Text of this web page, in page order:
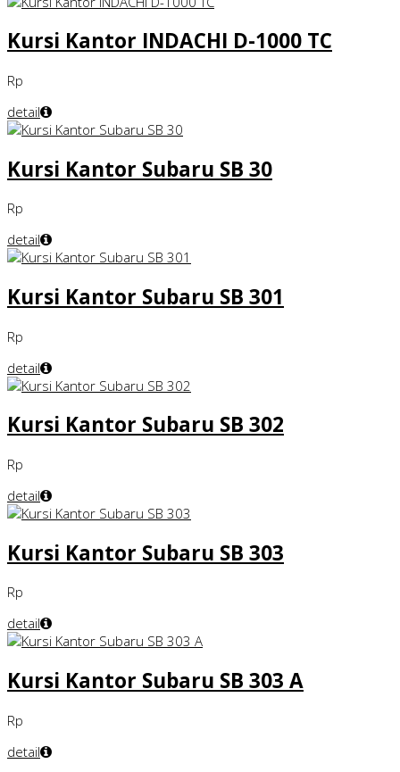
Kursi Kantor INDACHI D-1000 TC
Rp
detail
Kursi Kantor Subaru SB 30
Rp
detail
Kursi Kantor Subaru SB 301
Rp
detail
Kursi Kantor Subaru SB 302
Rp
detail
Kursi Kantor Subaru SB 303
Rp
detail
Kursi Kantor Subaru SB 303 A
Rp
detail